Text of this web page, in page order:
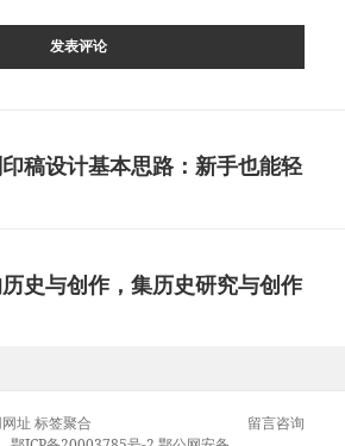
稿设计基本思路：新手也能轻
史与创作，集历史研究与创作
址 标签聚合
留言咨询